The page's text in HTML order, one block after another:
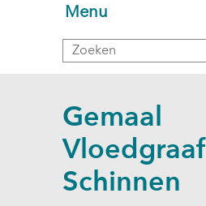
toegestaan
geweigerd.
Menu
t
k
p
p
e
n
Zoeken
Gemaal
Vloedgraaf
Schinnen